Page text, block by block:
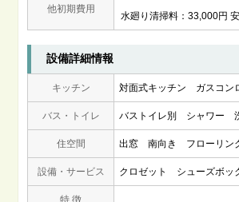
他初期費用
水廻り清掃料：33,000円
設備詳細情報
キッチン 対面式キッチン ガスコン
バス・トイレ バストイレ別 シャワー
住空間 出窓 南向き フローリン
設備・サービス クロゼット シューズボッ
特 徴